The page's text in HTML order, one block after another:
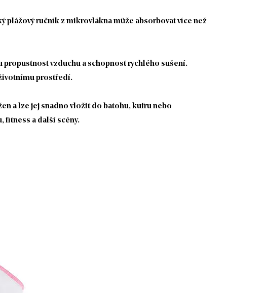
plážový ručník z mikrovlákna může absorbovat více než
vzduchu a schopnost rychlého sušení.
prostředí.
a lze jej snadno vložit do batohu, kufru nebo
fitness a další scény.